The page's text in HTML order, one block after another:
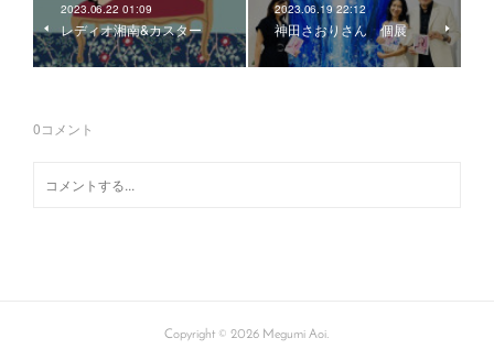
2023.06.22 01:09
レディオ湘南&カスター
2023.06.19 22:12
神田さおりさん 個展
0コメント
Copyright © 2026 Megumi Aoi.